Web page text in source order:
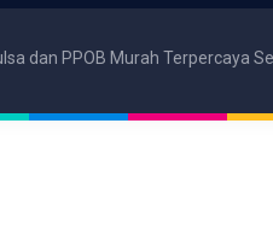
dan PPOB Murah Terpercaya